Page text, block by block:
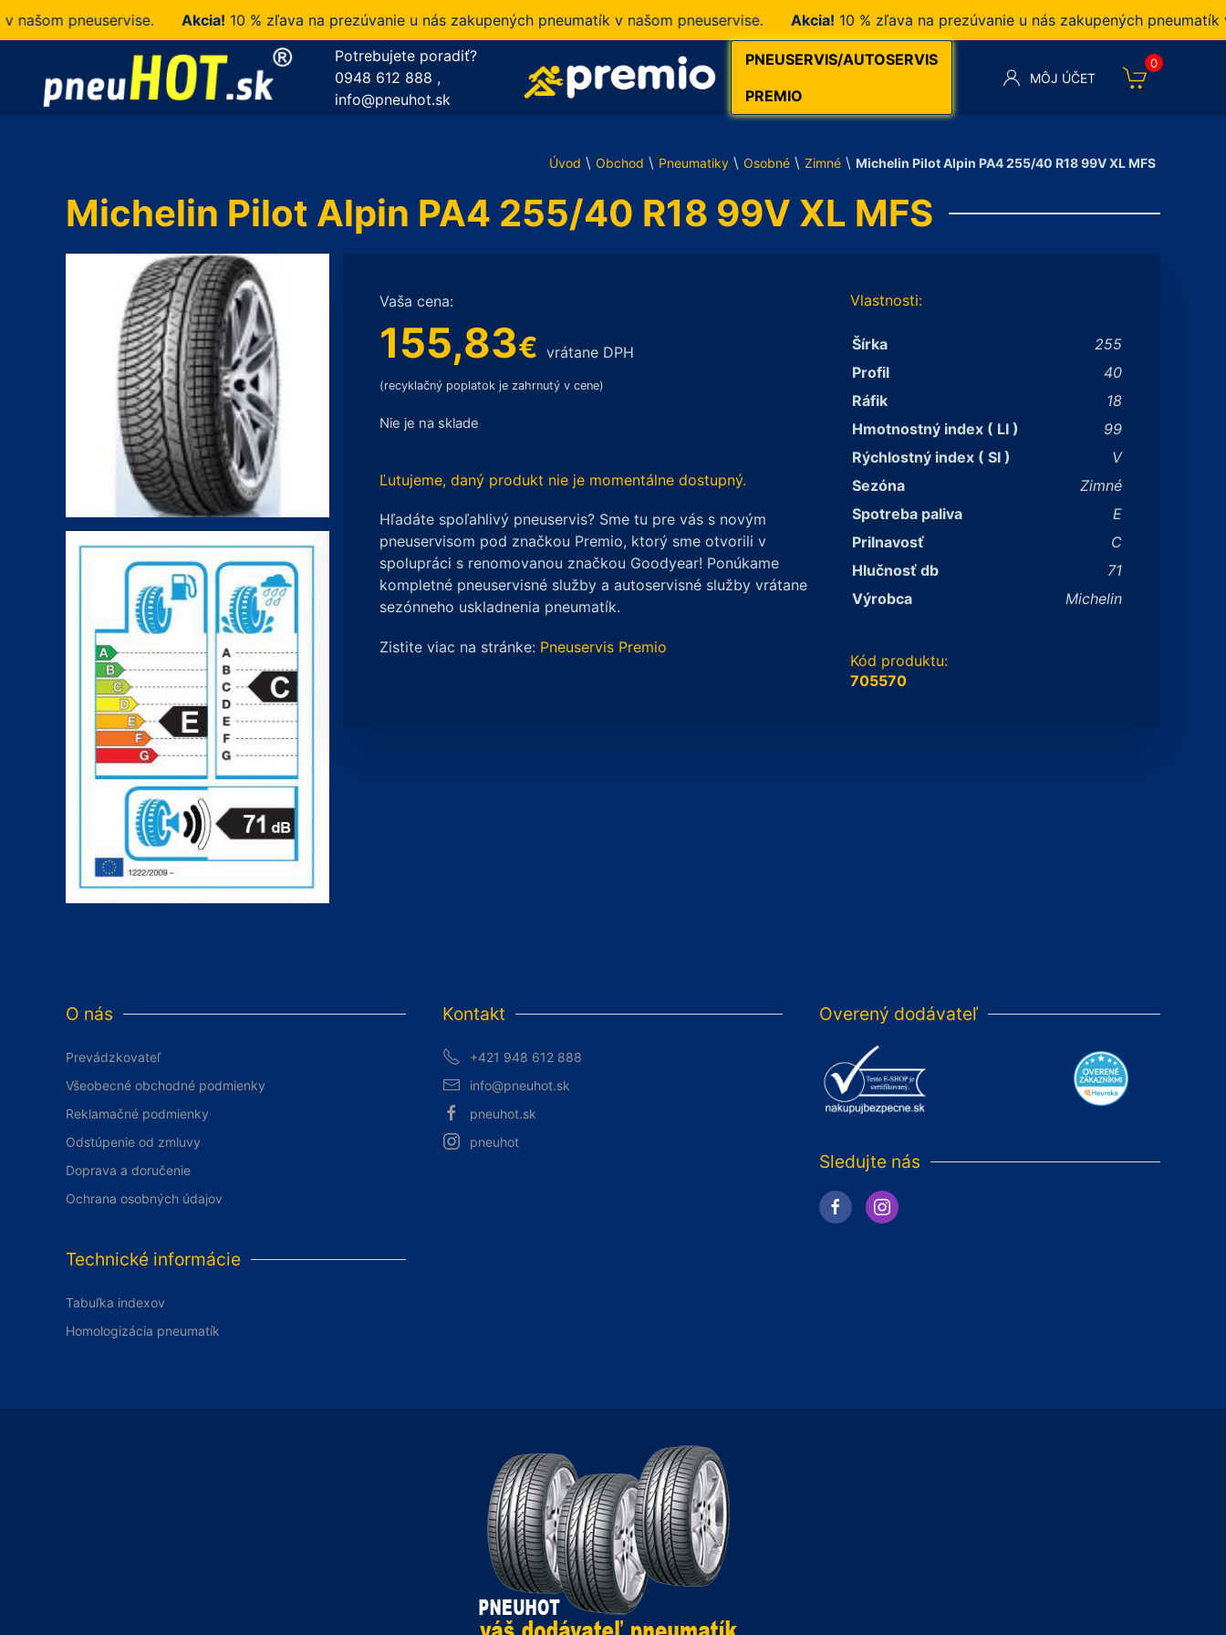
pneuservise. Akcia!10 % zľava na prezúvanie u nás zakupených pneumatík v našom pneuservise. Akcia!10 % zľava na prezúvanie u nás zakupených pneumatík v
Potrebujete poradiť?
0948 612 888 ,
info@pneuhot.sk
PNEUSERVIS/AUTOSERVIS
PREMIO
MÔJ ÚČET
0
Úvod \ Obchod \ Pneumatiky \ Osobné \ Zimné \ Michelin Pilot Alpin PA4 255/40 R18 99V XL MFS
Michelin Pilot Alpin PA4 255/40 R18 99V XL MFS
Vaša cena:
155,83€ vrátane DPH
(recyklačný poplatok je zahrnutý v cene)
Nie je na sklade
Ľutujeme, daný produkt nie je momentálne dostupný.
Hľadáte spoľahlivý pneuservis? Sme tu pre vás s novým
pneuservisom pod značkou Premio, ktorý sme otvorili v
spolupráci s renomovanou značkou Goodyear! Ponúkame
kompletné pneuservisné služby a autoservisné služby vrátane
sezónneho uskladnenia pneumatík.
Zistite viac na stránke: Pneuservis Premio
Vlastnosti:
Šírka
255
Profil
40
Ráfik
18
Hmotnostný index ( LI )
99
Rýchlostný index ( SI )
V
Sezóna
Zimné
Spotreba paliva
E
Prilnavosť
C
Hlučnosť db
71
Výrobca
Michelin
Kód produktu:
705570
O nás
Prevádzkovateľ
Všeobecné obchodné podmienky
Reklamačné podmienky
Odstúpenie od zmluvy
Doprava a doručenie
Ochrana osobných údajov
Technické informácie
Tabuľka indexov
Homologizácia pneumatík
Kontakt
+421 948 612 888
info@pneuhot.sk
pneuhot.sk
pneuhot
Overený dodávateľ
Sledujte nás